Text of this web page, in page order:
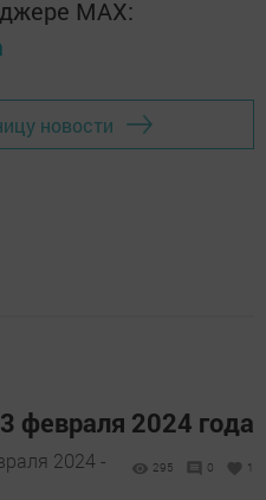
MАХ:
новости
февраля 2024 года
2024 -
295 0 1